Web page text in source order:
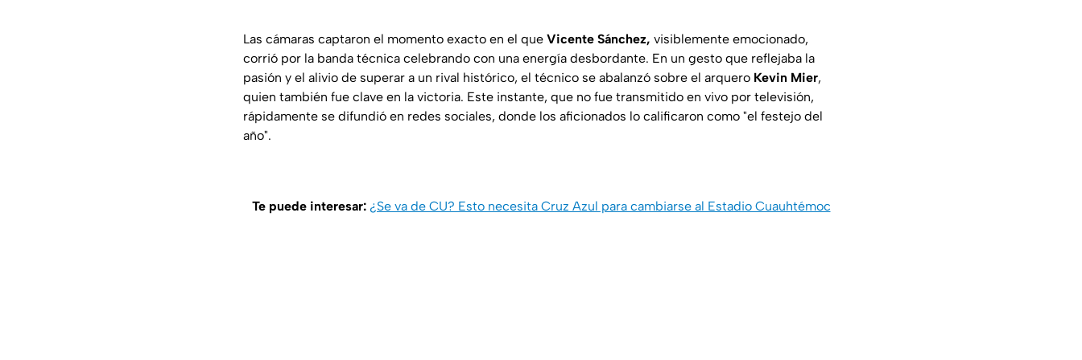
Las cámaras captaron el momento exacto en el que Vicente Sánchez, visiblemente emocionado,
corrió por la banda técnica celebrando con una energía desbordante. En un gesto que reflejaba la
pasión y el alivio de superar a un rival histórico, el técnico se abalanzó sobre el arquero Kevin Mier,
quien también fue clave en la victoria. Este instante, que no fue transmitido en vivo por televisión,
rápidamente se difundió en redes sociales, donde los aficionados lo calificaron como "el festejo del
año".
Te puede interesar: ¿Se va de CU? Esto necesita Cruz Azul para cambiarse al Estadio Cuauhtémoc